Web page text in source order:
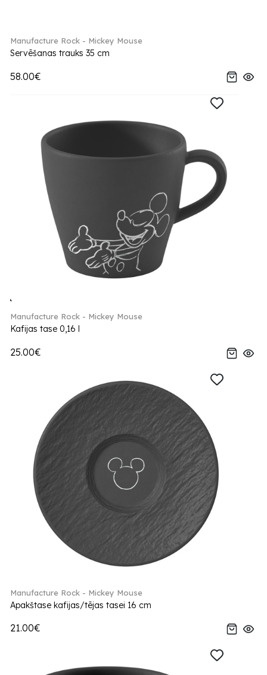
Manufacture Rock - Mickey Mouse
Servēšanas trauks 35 cm
58.00€
Manufacture Rock - Mickey Mouse
Kafijas tase 0,16 l
25.00€
Manufacture Rock - Mickey Mouse
Apakštase kafijas/tējas tasei 16 cm
21.00€